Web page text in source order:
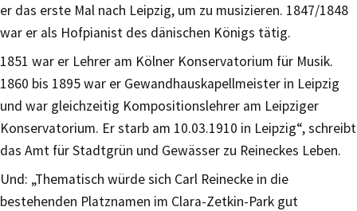
er das erste Mal nach Leipzig, um zu musizieren. 1847/1848
war er als Hofpianist des dänischen Königs tätig.
1851 war er Lehrer am Kölner Konservatorium für Musik.
1860 bis 1895 war er Gewandhauskapellmeister in Leipzig
und war gleichzeitig Kompositionslehrer am Leipziger
Konservatorium. Er starb am 10.03.1910 in Leipzig“, schreibt
das Amt für Stadtgrün und Gewässer zu Reineckes Leben.
Und: „Thematisch würde sich Carl Reinecke in die
bestehenden Platznamen im Clara-Zetkin-Park gut